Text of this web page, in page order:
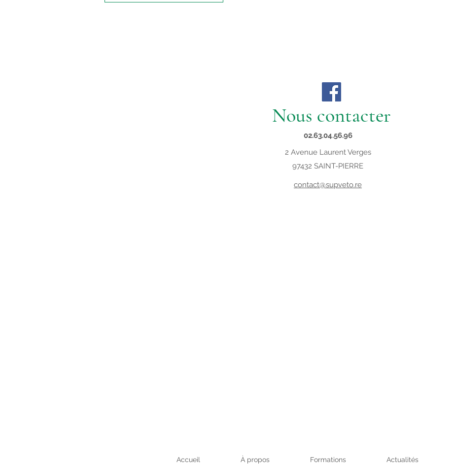
Nous contacter
02.63.04.56.96
2 Avenue Laurent Verges
97432 SAINT-PIERRE
contact@supveto.re
Accueil À propos Formations Actualités